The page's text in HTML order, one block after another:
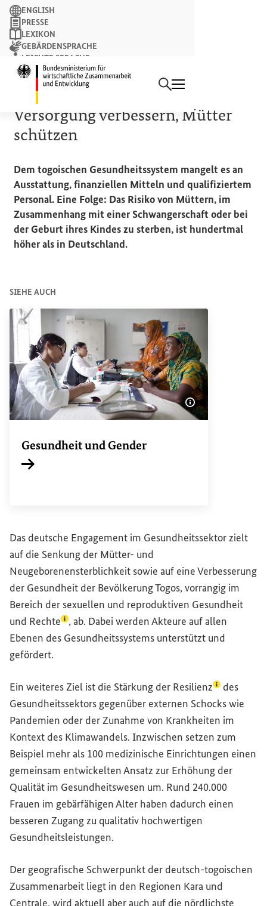
Suchbegriff
Suchen
ENGLISH
PRESSE
LEXIKON
GEBÄRDENSPRACHE
LEICHTE SPRACHE
NEWSLETTER
KERNTHEMA „GESUNDHEIT, SOZIALE SICHERUNG UND
BEVÖLKERUNGSDYNAMIK“
Versorgung verbessern, Mütter
schützen
Dem togoischen Gesundheitssystem mangelt es an
Ausstattung, finanziellen Mitteln und qualifiziertem
Personal. Eine Folge: Das Risiko von Müttern, im
Zusammenhang mit einer Schwangerschaft oder bei
der Geburt ihres Kindes zu sterben, ist hundertmal
höher als in Deutschland.
SIEHE AUCH
Gesundheit undGender
Das deutsche Engagement im Gesundheitssektor zielt
auf die Senkung der Mütter- und
Neugeborenensterblichkeit sowie auf eine Verbesserung
der Gesundheit der Bevölkerung Togos, vorrangig im
Bereich der sexuellen und reproduktiven Gesundheit
und Rechte(Lexikon-Eintrag zum Begriff aufrufen)
, ab. Dabei werden Akteure auf allen
Ebenen des Gesundheitssystems unterstützt und
gefördert.
Ein weiteres Ziel ist die Stärkung der Resilienz(Lexikon-
des
Gesundheitssektors gegenüber externen Schocks wie
Pandemien oder der Zunahme von Krankheiten im
Kontext des Klimawandels. Inzwischen setzen zum
Beispiel mehr als 100 medizinische Einrichtungen einen
gemeinsam entwickelten Ansatz zur Erhöhung der
Qualität im Gesundheitswesen um. Rund 240.000
Frauen im gebärfähigen Alter haben dadurch einen
besseren Zugang zu qualitativ hochwertigen
Gesundheitsleistungen.
Der geografische Schwerpunkt der deutsch-togoischen
Zusammenarbeit liegt in den Regionen Kara und
Centrale, wird aktuell aber auch auf die nördlichste